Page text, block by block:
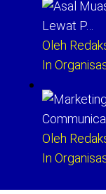
Lewat P…
Oleh
In
Oleh
In